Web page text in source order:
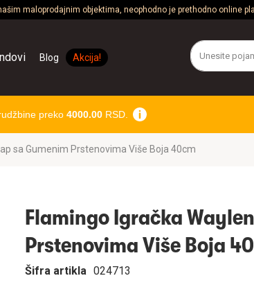
maloprodajnim objektima, neophodno je prethodno online
Blog Akcija!
preko 4000.00RSD.
sa Gumenim Prstenovima Više Boja 40cm
Flamingo Igračka
Prstenovima Više Boja
Šifra artikla 024713